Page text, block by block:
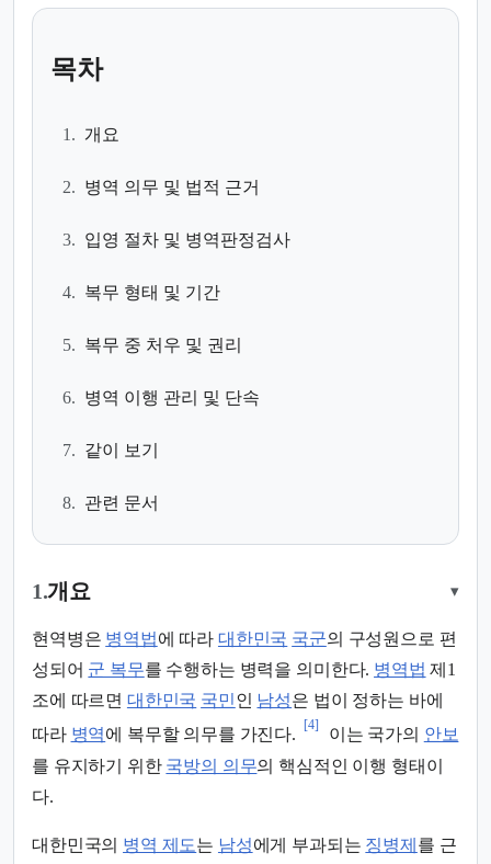
목차
1. 개요
2. 병역 의무 및 법적 근거
3. 입영 절차 및 병역판정검사
4. 복무 형태 및 기간
5. 복무 중 처우 및 권리
6. 병역 이행 관리 및 단속
7. 같이 보기
8. 관련 문서
1.개요 ▾
현역병은 병역법에 따라 대한민국 국군의 구성원으로 편
성되어 군 복무를 수행하는 병력을 의미한다. 병역법 제1
조에 따르면 대한민국 국민인 남성은 법이 정하는 바에
따라 병역에 복무할 의무를 가진다.
[4]
이는 국가의 안보
를 유지하기 위한 국방의 의무의 핵심적인 이행 형태이
다.
대한민국의 병역 제도는 남성에게 부과되는 징병제 를 근